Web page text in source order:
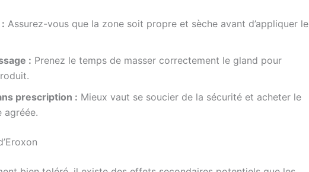
Assurez-vous que la zone soit propre et sèche avant d’appliquer le
: Prenez le temps de masser correctement le gland pour
prescription : Mieux vaut se soucier de la sécurité et acheter le
agréée.